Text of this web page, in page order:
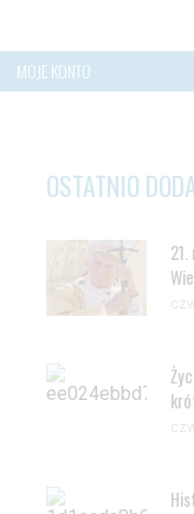
MOJE KONTO
OSTATNIO